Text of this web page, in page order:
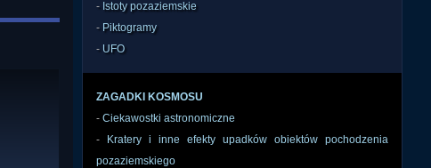
- Istoty pozaziemskie
- Piktogramy
- UFO
ZAGADKI KOSMOSU
- Ciekawostki astronomiczne
-
Kratery i inne efekty upadków obiektów pochodzenia
pozaziemskiego